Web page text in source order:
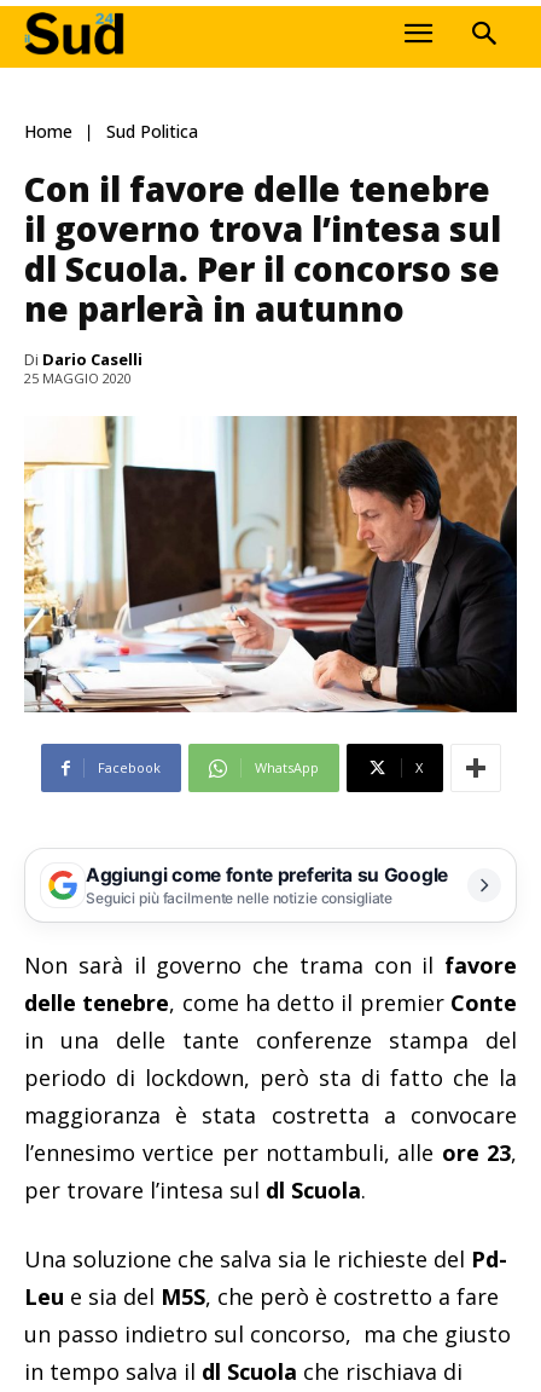
Home Sud Politica
Con il favore delle tenebre
il governo trova l’intesa sul
dl Scuola. Per il concorso se
ne parlerà in autunno
Di Dario Caselli
25 MAGGIO 2020
Facebook WhatsApp X
Aggiungi come fonte preferita su Google
Seguici più facilmente nelle notizie consigliate
Non sarà il governo che trama con il favore
delle tenebre, come ha detto il premier Conte
in una delle tante conferenze stampa del
periodo di lockdown, però sta di fatto che la
maggioranza è stata costretta a convocare
l’ennesimo vertice per nottambuli, alle ore 23,
per trovare l’intesa sul dl Scuola.
Una soluzione che salva sia le richieste del Pd-
Leu e sia del M5S, che però è costretto a fare
un passo indietro sul concorso, ma che giusto
in tempo salva il dl Scuola che rischiava di